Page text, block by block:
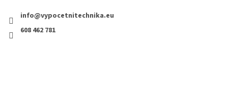
info@vypocetnitechnika.eu
608 462 781